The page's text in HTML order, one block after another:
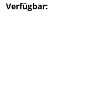
Verfügbar: